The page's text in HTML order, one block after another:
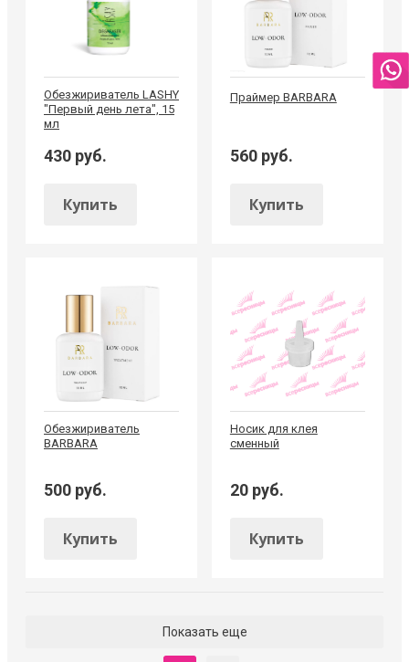
Обезжириватель LASHY
"Первый день лета", 15
мл
430 руб.
Купить
Праймер BARBARA
560 руб.
Купить
Обезжириватель
BARBARA
500 руб.
Купить
Носик для клея
сменный
20 руб.
Купить
Показать еще